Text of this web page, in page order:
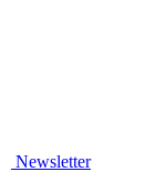
Newsletter